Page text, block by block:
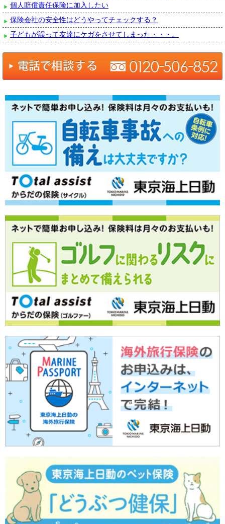
個人賠償責任保険に加入したい
保険会社の安全性はどうやってチェックする？
子どもが誤って友達にケガをさせてしまった・・・。